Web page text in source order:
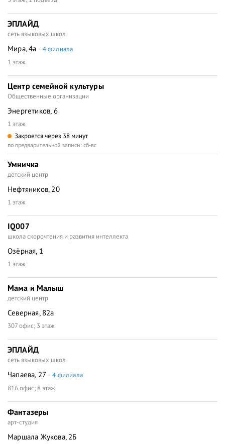
ЭПЛАЙД
сеть языковых школ
Мира, 4а
4 филиала
1 этаж
Центр семейной культуры
Общественные организации
Энергетиков, 6
1 этаж
Закроется через 38 минут
по предварительной записи: сб-вс
Умничка
детский центр
Нефтяников, 20
1 этаж
IQ007
школа скорочтения и развития интеллекта
Озёрная, 1
1 этаж
Мама и Малыш
детский центр
Северная, 82а
307 офис; 3 этаж
ЭПЛАЙД
сеть языковых школ
Чапаева, 27
4 филиала
816 офис; 8 этаж
Фантазеры
арт-студия
Маршала Жукова, 2Б